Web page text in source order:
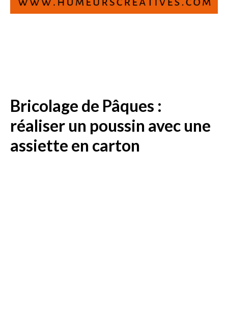
Bricolage de Pâques :
réaliser un poussin avec une
assiette en carton